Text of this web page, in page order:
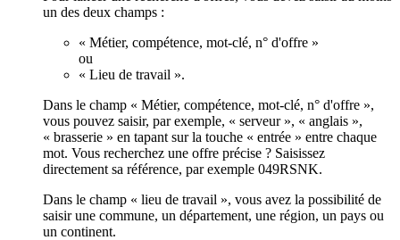
un des deux champs :
« Métier, compétence, mot-clé, n° d'offre »
ou
« Lieu de travail ».
Dans le champ « Métier, compétence, mot-clé, n° d'offre »,
vous pouvez saisir, par exemple, « serveur », « anglais »,
« brasserie » en tapant sur la touche « entrée » entre chaque
mot. Vous recherchez une offre précise ? Saisissez
directement sa référence, par exemple 049RSNK.
Dans le champ « lieu de travail », vous avez la possibilité de
saisir une commune, un département, une région, un pays ou
un continent.